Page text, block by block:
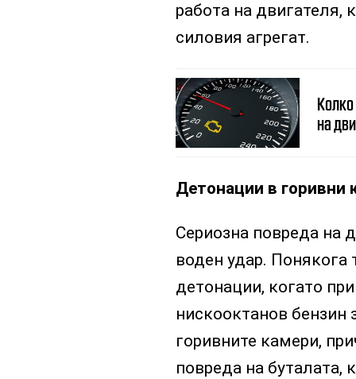
работа на двигателя,
силовия агрегат.
на
Детонации в горивни
Сериозна повреда на
воден удар. Понякога
детонации, когато
нискооктанов
горивните камери,
повреда на буталата,